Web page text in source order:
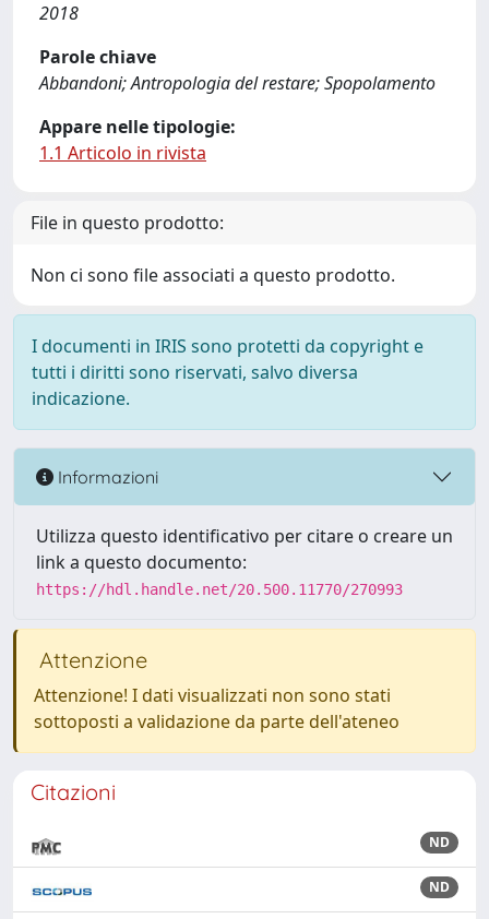
2018
Parole chiave
Abbandoni; Antropologia del restare; Spopolamento
Appare nelle tipologie:
1.1 Articolo in rivista
File in questo prodotto:
Non ci sono file associati a questo prodotto.
I documenti in IRIS sono protetti da copyright e
tutti i diritti sono riservati, salvo diversa
indicazione.
Informazioni
Utilizza questo identificativo per citare o creare un
link a questo documento:
https://hdl.handle.net/20.500.11770/270993
Attenzione
Attenzione! I dati visualizzati non sono stati
sottoposti a validazione da parte dell'ateneo
Citazioni
ND
ND